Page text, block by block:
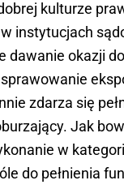
kulturze
instytucjach
dawanie okazji
zdarza się
Jak
w
do pełnienia